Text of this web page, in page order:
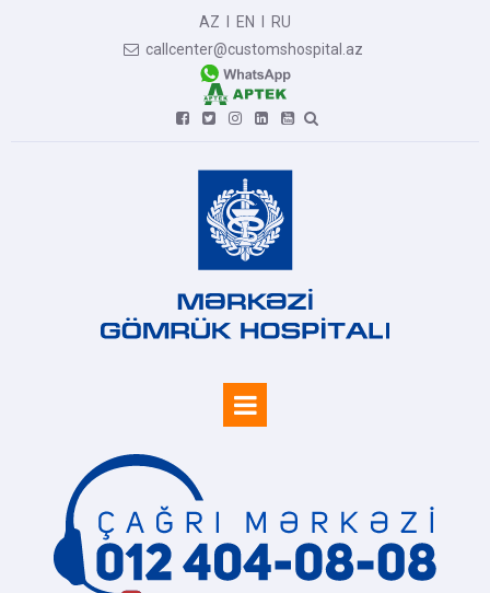
AZ EN RU
 callcenter@customshospital.az
     